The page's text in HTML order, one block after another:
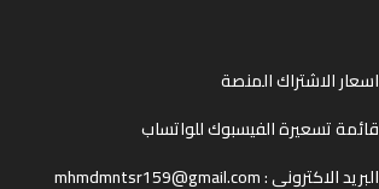
اسعار الاشتراك المنصة
قائمة تسعيرة الفيسبوك للواتساب
البريد الاكتروني :mhmdmntsr159@gmail.com